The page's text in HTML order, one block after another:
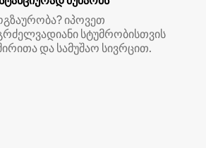
იპოვეთ
სტუმრობისთვის
და სამუშაო სივრცით.